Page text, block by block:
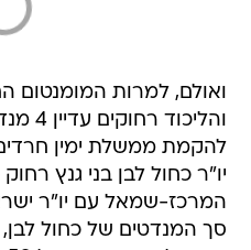
ואולם, למרות המומנטום
יו"ר כחול לבן בני גנץ
המרכז-שמאל עם יו"ר
סך המנדטים של כחול